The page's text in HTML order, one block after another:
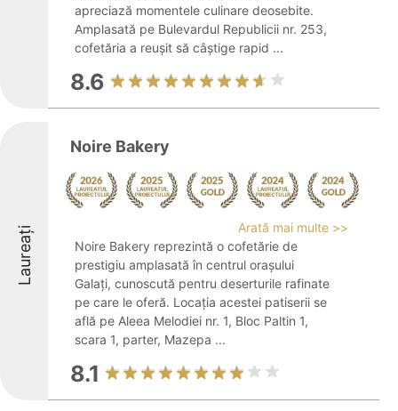
apreciază momentele culinare deosebite.
Amplasată pe Bulevardul Republicii nr. 253,
cofetăria a reușit să câștige rapid ...
8.6
Laureați
Noire Bakery
Arată mai multe >>
Noire Bakery reprezintă o cofetărie de
prestigiu amplasată în centrul orașului
Galați, cunoscută pentru deserturile rafinate
pe care le oferă. Locația acestei patiserii se
află pe Aleea Melodiei nr. 1, Bloc Paltin 1,
scara 1, parter, Mazepa ...
8.1